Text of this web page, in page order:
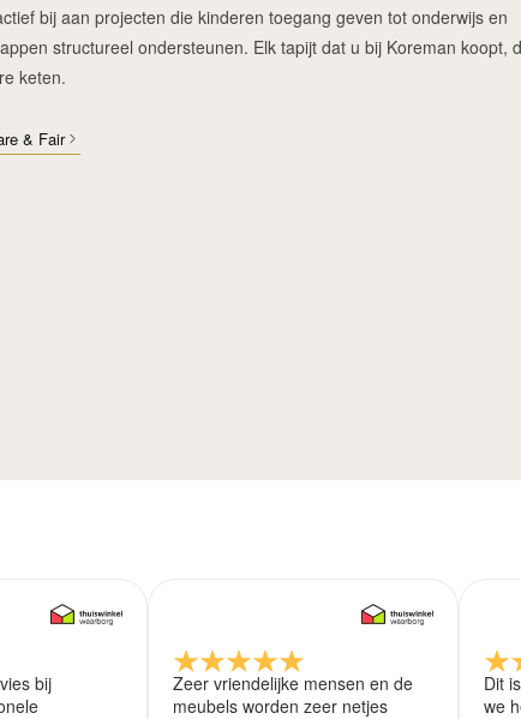
bij aan projecten die kinderen toegang geven tot onderwijs en
structureel ondersteunen. Elk tapijt dat u bij Koreman koopt,
keten.
& Fair
bij
Zeer vriendelijke mensen en de
meubels worden zeer netjes
Dit
we